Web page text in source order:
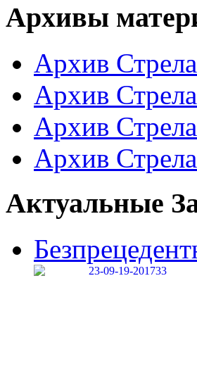
Архивы
Архив
Архив
Архив
Архив
Актуальные